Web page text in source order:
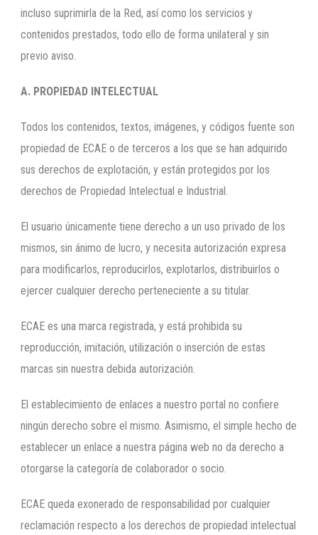
incluso suprimirla de la Red, así como los servicios y
contenidos prestados, todo ello de forma unilateral y sin
previo aviso.
A. PROPIEDAD INTELECTUAL
Todos los contenidos, textos, imágenes, y códigos fuente son
propiedad de ECAE o de terceros a los que se han adquirido
sus derechos de explotación, y están protegidos por los
derechos de Propiedad Intelectual e Industrial.
El usuario únicamente tiene derecho a un uso privado de los
mismos, sin ánimo de lucro, y necesita autorización expresa
para modificarlos, reproducirlos, explotarlos, distribuirlos o
ejercer cualquier derecho perteneciente a su titular.
ECAE es una marca registrada, y está prohibida su
reproducción, imitación, utilización o inserción de estas
marcas sin nuestra debida autorización.
El establecimiento de enlaces a nuestro portal no confiere
ningún derecho sobre el mismo. Asimismo, el simple hecho de
establecer un enlace a nuestra página web no da derecho a
otorgarse la categoría de colaborador o socio.
ECAE queda exonerado de responsabilidad por cualquier
reclamación respecto a los derechos de propiedad intelectual